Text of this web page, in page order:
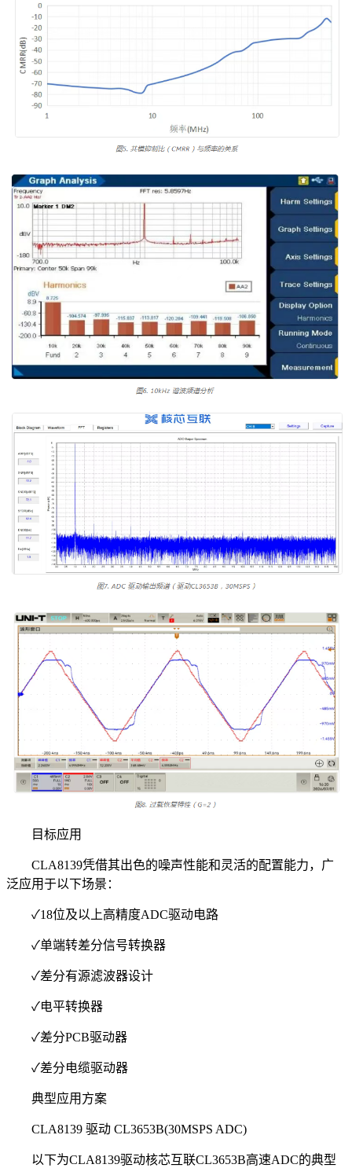
目标应用
CLA8139凭借其出色的噪声性能和灵活的配置能力，广
泛应用于以下场景：
✓18位及以上高精度ADC驱动电路
✓单端转差分信号转换器
✓差分有源滤波器设计
✓电平转换器
✓差分PCB驱动器
✓差分电缆驱动器
典型应用方案
CLA8139 驱动 CL3653B(30MSPS ADC)
以下为CLA8139驱动核芯互联CL3653B高速ADC的典型